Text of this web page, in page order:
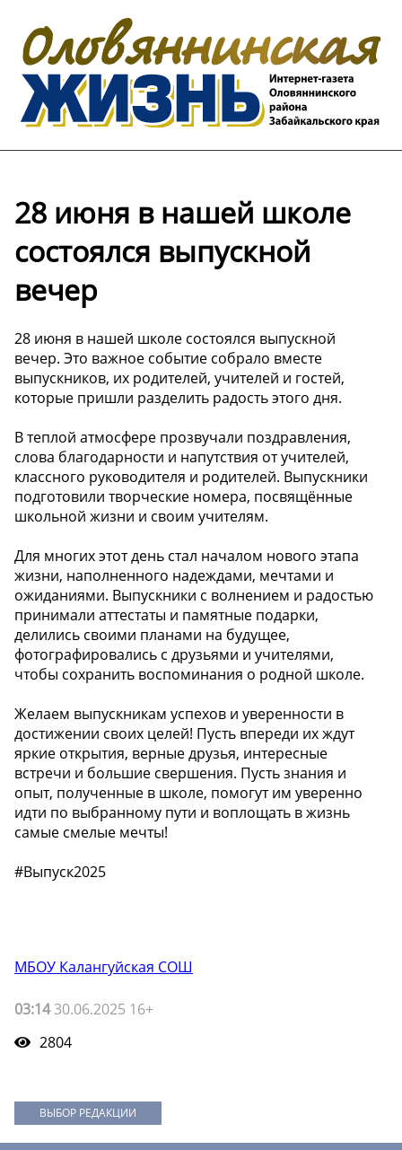
28 июня в нашей школе
состоялся выпускной
вечер
28 июня в нашей школе состоялся выпускной
вечер. Это важное событие собрало вместе
выпускников, их родителей, учителей и гостей,
которые пришли разделить радость этого дня.
В теплой атмосфере прозвучали поздравления,
слова благодарности и напутствия от учителей,
классного руководителя и родителей. Выпускники
подготовили творческие номера, посвящённые
школьной жизни и своим учителям.
Для многих этот день стал началом нового этапа
жизни, наполненного надеждами, мечтами и
ожиданиями. Выпускники с волнением и радостью
принимали аттестаты и памятные подарки,
делились своими планами на будущее,
фотографировались с друзьями и учителями,
чтобы сохранить воспоминания о родной школе.
Желаем выпускникам успехов и уверенности в
достижении своих целей! Пусть впереди их ждут
яркие открытия, верные друзья, интересные
встречи и большие свершения. Пусть знания и
опыт, полученные в школе, помогут им уверенно
идти по выбранному пути и воплощать в жизнь
самые смелые мечты!️
#Выпуск2025
МБОУ Калангуйская СОШ
03:1430.06.2025 16+
2804
ВЫБОР РЕДАКЦИИ